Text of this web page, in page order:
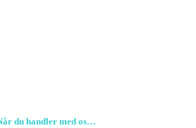
du handler med os…